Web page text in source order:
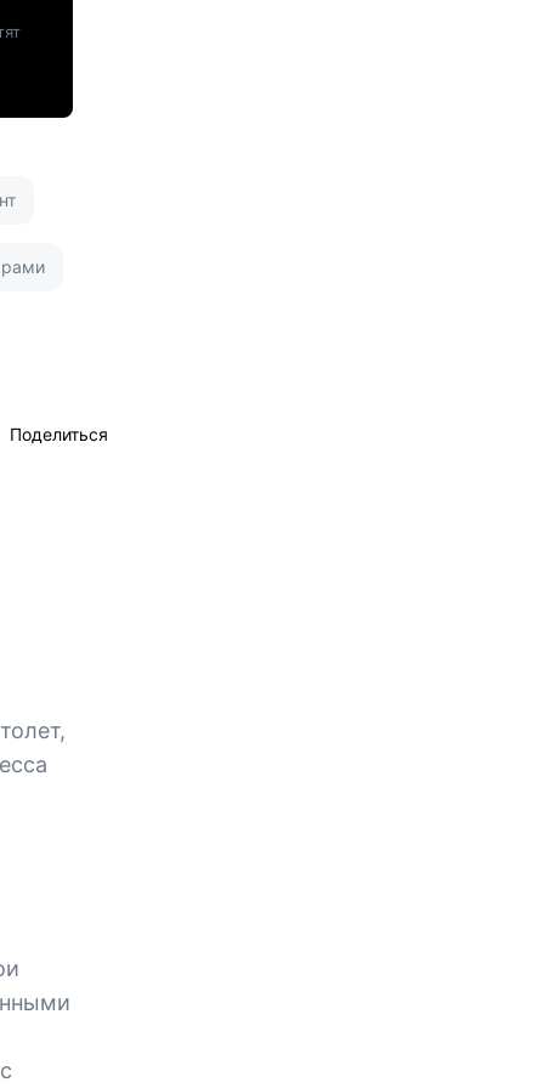
Поделиться